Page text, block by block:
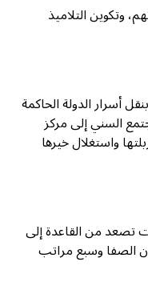
وتكوين التلاميذ
أسرار الدولة الحاكمة
السني إلى مركز
واستغلال خيرها
تصعد من القاعدة إلى
الصفا وسبع مراتب